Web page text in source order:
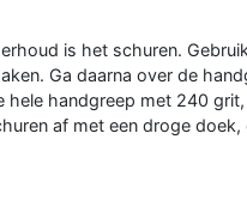
is het schuren.
Ga daarna over de
hele handgreep met 240
af met een droge